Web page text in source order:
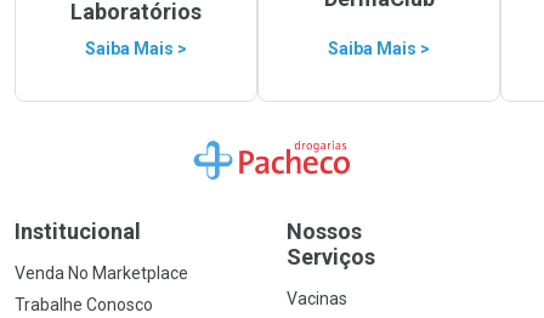
Laboratórios
Saiba Mais > Saiba Mais >
Ir para a Home
Institucional
Venda No Marketplace
Trabalhe Conosco
Nossos
Serviços
Vacinas